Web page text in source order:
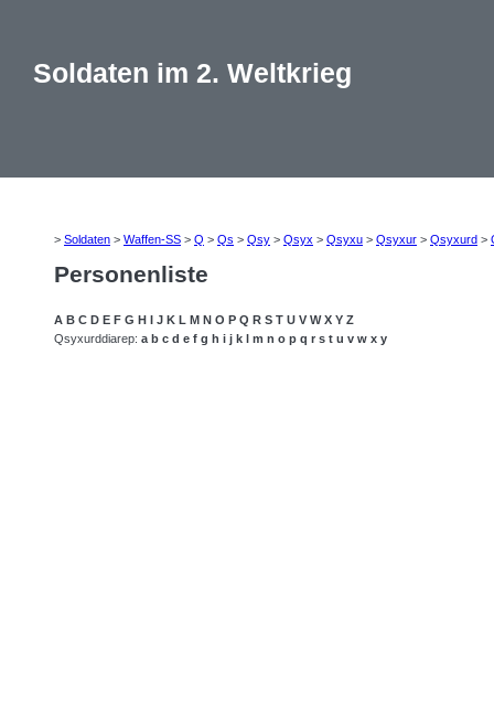
Soldaten im 2. Weltkrieg
> Soldaten > Waffen-SS > Q > Qs > Qsy > Qsyx > Qsyxu > Qsyxur > Qsyxurd >
Personenliste
A B C D E F G H I J K L M N O P Q R S T U V W X Y Z
Qsyxurddiarep: a b c d e f g h i j k l m n o p q r s t u v w x y